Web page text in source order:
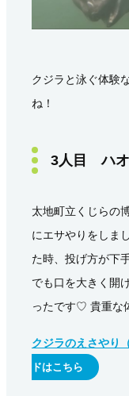
クジラと泳ぐ体験
ね！
3人目 ハ
太地町立くじらの
にエサやりをしま
た時、投げ方が下
でも口を大きく開
ったです♡ 貴重な
クジラのえさやり
ドはこちら